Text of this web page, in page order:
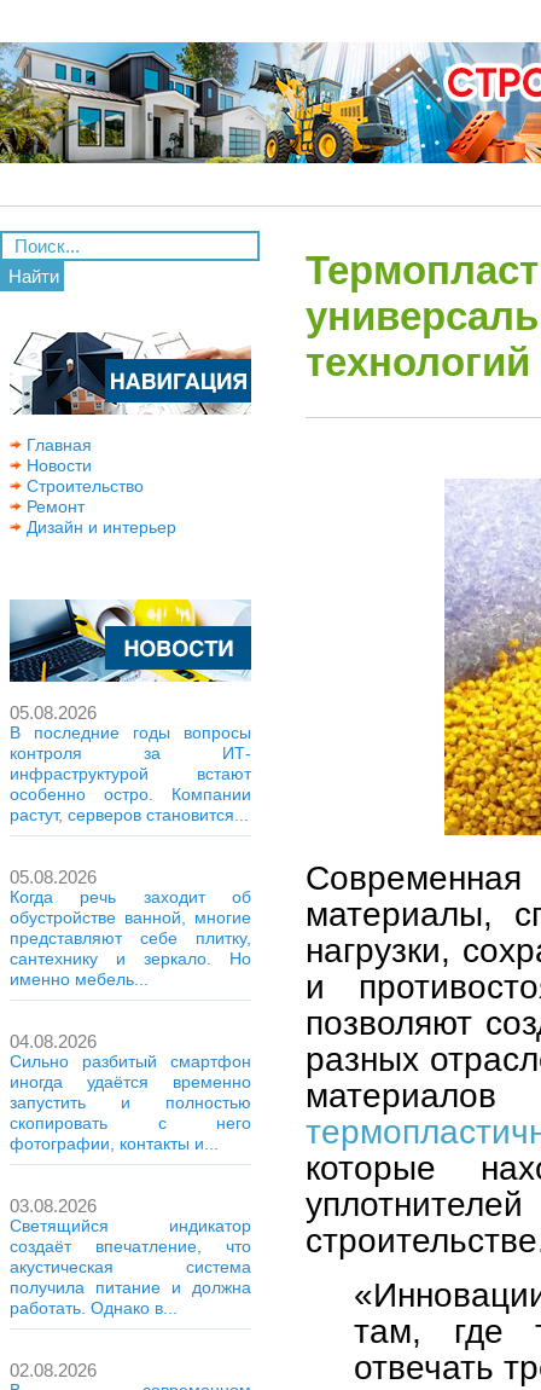
Найти
Главная
Новости
Строительство
Ремонт
Дизайн и интерьер
05.08.2026
В последние годы вопросы
контроля за ИТ-
инфраструктурой встают
особенно остро. Компании
растут, серверов становится...
05.08.2026
Когда речь заходит об
обустройстве ванной, многие
представляют себе плитку,
сантехнику и зеркало. Но
именно мебель...
04.08.2026
Сильно разбитый смартфон
иногда удаётся временно
запустить и полностью
скопировать с него
фотографии, контакты и...
03.08.2026
Светящийся индикатор
создаёт впечатление, что
акустическая система
получила питание и должна
работать. Однако в...
02.08.2026
технологий
материалы,
нагрузки,
и
позволяют
разных
которые
там, где
отвечать